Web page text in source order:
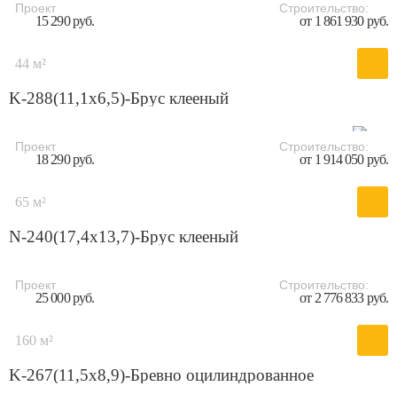
Проект
15 290 руб.
Строительство:
от 1 861 930 руб.
44 м²
K-288(11,1x6,5)-Брус клееный
Проект
18 290 руб.
Строительство:
от 1 914 050 руб.
65 м²
N-240(17,4x13,7)-Брус клееный
Проект
25 000 руб.
Строительство:
от 2 776 833 руб.
160 м²
K-267(11,5x8,9)-Бревно оцилиндрованное